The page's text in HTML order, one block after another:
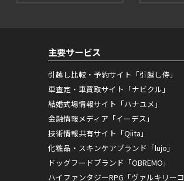
主要サービス
引越し比較・予約サイト「引越し侍」
車査定・車買取サイト「ナビクル」
結婚式場情報サイト「ハナユメ」
金融情報メディア「イーデス」
技術情報共有サイト「Qiita」
化粧品・スキンケアブランド「lujo」
ドッグフードブランド「OBREMO」
ハイファンタジーRPG「ヴァルキリーコ